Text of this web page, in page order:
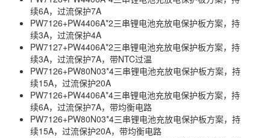
续6A，过流保护7A
PW7126+PW4406A*2三串锂电池充放电保护板方案，持
续3A，过流保护4A
PW7127+PW4406A*2三串锂电池充放电保护板方案，持
续3A，过流保护7A，带NTC过温
PW7126+PW80N03*4三串锂电池充放电保护板方案，持
续15A，过流保护20A
PW7126+PW4406A*4三串锂电池充放电保护板方案，持
续6A，过流保护7A，带均衡电路
PW7126+PW80N03*4三串锂电池充放电保护板方案，持
续15A，过流保护20A，带均衡电路